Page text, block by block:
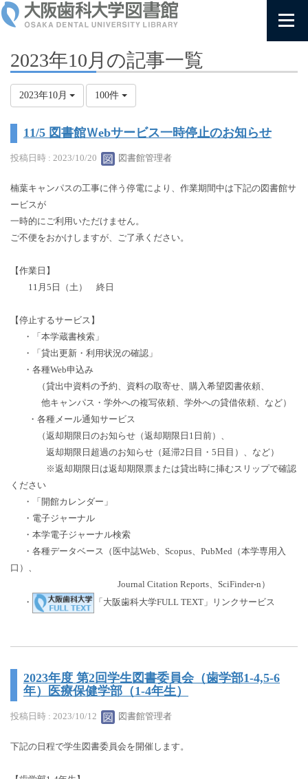
2023年10月の記事一覧
2023年10月 100件
11/5 図書館Ｗebサービス一時停止のお知らせ
投稿日時 : 2023/10/20 図書館管理者
楠葉キャンパスの工事に伴う停電により、作業期間中は下記の図書館サ
ービスが
一時的にご利用いただけません。
ご不便をおかけしますが、ご了承ください。
【作業日】
11月5日（土） 終日
【停止するサービス】
・「本学蔵書検索」
・「貸出更新・利用状況の確認」
・各種Web申込み
（貸出中資料の予約、資料の取寄せ、購入希望図書依頼、
他キャンパス・学外への複写依頼、学外への貸借依頼、など）
・各種メール通知サービス
（返却期限日のお知らせ（返却期限日1日前）、
返却期限日超過のお知らせ（延滞2日目・5日目）、など）
※返却期限日は返却期限票または貸出時に挿むスリップで確認
ください
・「開館カレンダー」
・電子ジャーナル
・本学電子ジャーナル検索
・各種データベース（医中誌Web、Scopus、PubMed（本学専用入
口）、
Journal Citation Reports、SciFinder-n）
・
「大阪歯科大学FULL TEXT」リンクサービス
2023年度 第2回学生図書委員会（歯学部1-4,5-6
年）医療保健学部（1-4年生）
投稿日時 : 2023/10/12 図書館管理者
下記の日程で学生図書委員会を開催します。